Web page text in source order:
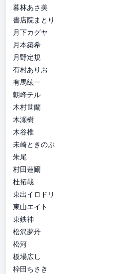
暮林あさ美
書店院まとり
月下カグヤ
月本築希
月野定規
有村ありお
有馬紘一
朝峰テル
木村世蘭
木瀬樹
木谷椎
未崎ときのぶ
朱尾
村田蓮爾
杜拓哉
東出イロドリ
東山エイト
東鉄神
松沢夢丹
松河
板場広し
枠田ちさき